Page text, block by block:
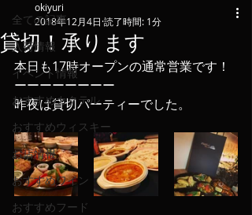
全ての記事
入荷情報
イベント情報
おすすめカクテル
おすすめウィスキー
お店情報
おすすめワイン
おすすめフード
貸切！承ります
okiyuri
2018年12月4日 読了時間: 1分
本日も17時オープンの通常営業です！
ーーーーーーーー
昨夜は貸切パーティーでした。